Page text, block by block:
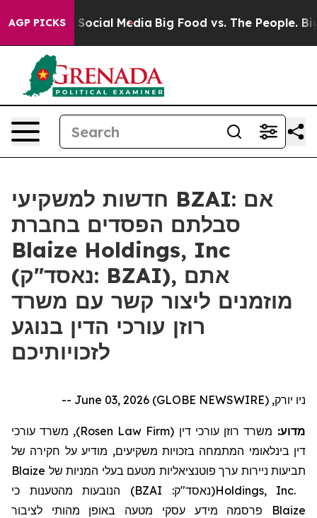
AGP PICKSon Social Media Big Food vs. The People. Big
חדשות למשקיעי BZAI: אם
סבלתם הפסדים בחברת
Blaize Holdings, Inc
(נאסד"ק: BZAI), אתם
מוזמנים ליצור קשר עם משרד
רוזן עורכי הדין בנוגע
לזכויותיכם
ניו יורק, June 03, 2026 (GLOBE NEWSWIRE) --
מדוע: משרד רוזן עורכי דין (Rosen Law Firm), משרד עורכי
דין בינלאומי המתמחה בזכויות משקיעים, מודיע על חקירה של
תביעות ניירות ערך פוטנציאליות מטעם בעלי המניות של Blaize
Holdings, Inc.(נאסד"ק: BZAI
) הנובעות מהטענות כי
Blaize פרסמה מידע עסקי מטעה באופן מהותי לציבור